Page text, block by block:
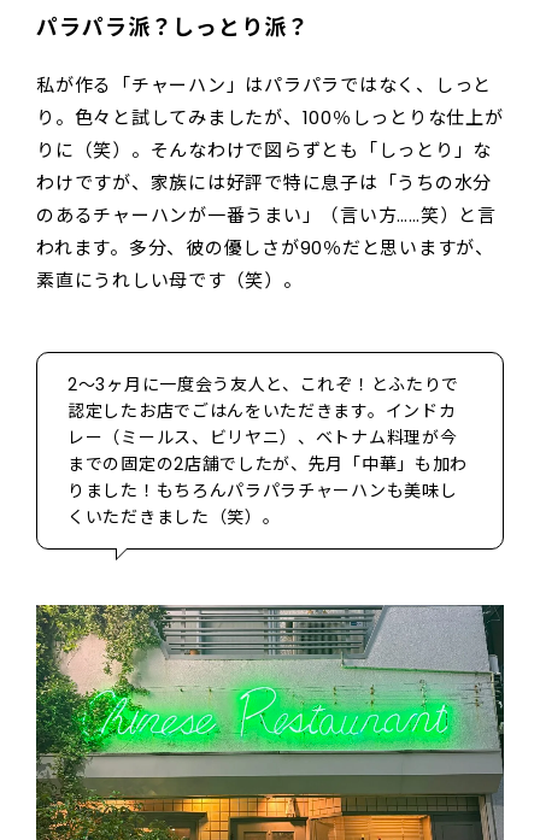
パラパラ派？しっとり派？
私が作る「チャーハン」はパラパラではなく、しっと
り。色々と試してみましたが、100％しっとりな仕上が
りに（笑）。そんなわけで図らずとも「しっとり」な
わけですが、家族には好評で特に息子は「うちの水分
のあるチャーハンが一番うまい」（言い方……笑）と言
われます。多分、彼の優しさが90％だと思いますが、
素直にうれしい母です（笑）。
2～3ヶ月に一度会う友人と、これぞ！とふたりで
認定したお店でごはんをいただきます。インドカ
レー（ミールス、ビリヤニ）、ベトナム料理が今
までの固定の2店舗でしたが、先月「中華」も加わ
りました！もちろんパラパラチャーハンも美味し
くいただきました（笑）。